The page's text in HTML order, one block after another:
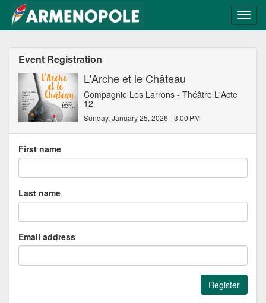
Event Registration
L'Arche et le Château
Compagnie Les Larrons - Théâtre L'Acte
12
Sunday, January 25, 2026 - 3:00 PM
First name
Last name
Email address